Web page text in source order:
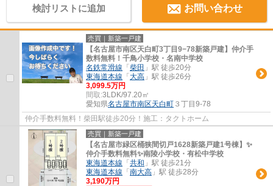
検討リストに追加 お問い合わせ
売買｜新築一戸建
【名古屋市南区天白町3丁目9−78新築戸建】仲介手
数料無料！千鳥小学校・名南中学校
名鉄常滑線 「 柴田 」駅 徒歩20分
東海道本線 「 大高 」駅 徒歩26分
3,099.5万円
間取:3LDK/97.20㎡
愛知県名古屋市南区天白町 ３丁目9-78
仲介手数料無料！柴田駅徒歩20分！施工：タクトホーム
売買｜新築一戸建
【名古屋市緑区桶狭間切戸1628新築戸建1号棟】✨️
仲介手数料無料✨️南陵小学校・有松中学校
東海道本線 「 共和 」駅 徒歩21分
東海道本線 「 南大高 」駅 徒歩28分
3,190万円